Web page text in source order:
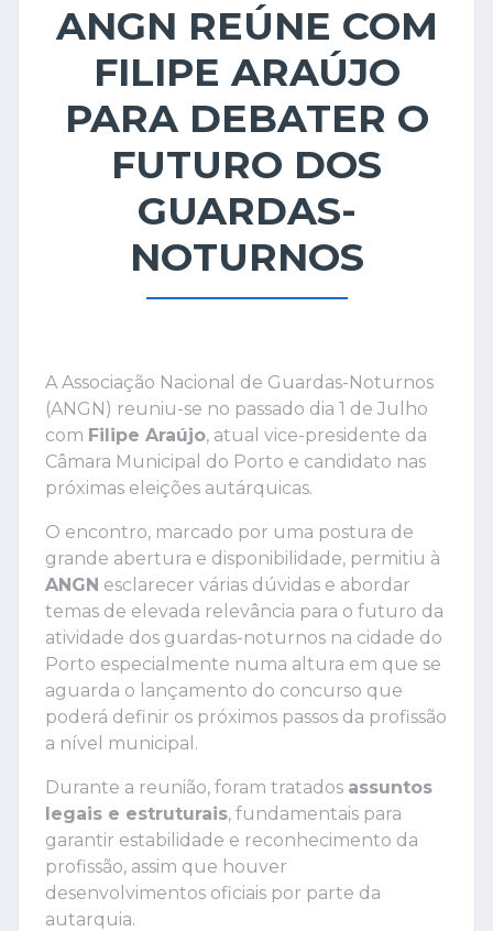
ANGN REÚNE COM
FILIPE ARAÚJO
PARA DEBATER O
FUTURO DOS
GUARDAS-
NOTURNOS
A Associação Nacional de Guardas-Noturnos
(ANGN) reuniu-se no passado dia 1 de Julho
com Filipe Araújo, atual vice-presidente da
Câmara Municipal do Porto e candidato nas
próximas eleições autárquicas.
O encontro, marcado por uma postura de
grande abertura e disponibilidade, permitiu à
ANGN esclarecer várias dúvidas e abordar
temas de elevada relevância para o futuro da
atividade dos guardas-noturnos na cidade do
Porto especialmente numa altura em que se
aguarda o lançamento do concurso que
poderá definir os próximos passos da profissão
a nível municipal.
Durante a reunião, foram tratados assuntos
legais e estruturais, fundamentais para
garantir estabilidade e reconhecimento da
profissão, assim que houver
desenvolvimentos oficiais por parte da
autarquia.